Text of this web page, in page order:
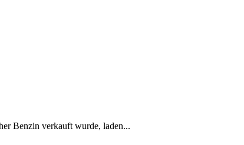
Benzin verkauft wurde, laden...